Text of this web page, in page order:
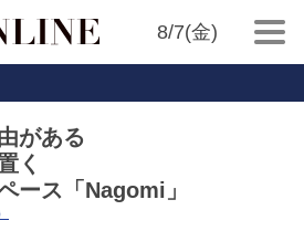
8/7(金)
がある
く
ース「Nagomi」